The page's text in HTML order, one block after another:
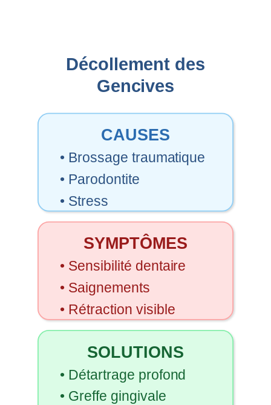
Décollement des
Gencives
CAUSES
• Brossage traumatique
• Parodontite
• Stress
SYMPTÔMES
• Sensibilité dentaire
• Saignements
• Rétraction visible
SOLUTIONS
• Détartrage profond
• Greffe gingivale